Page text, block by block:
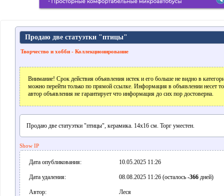
Продаю две статуэтки "птицы"
Творчество и хобби - Коллекционирование
Внимание! Срок действия объявления истек и его больше не видно в
можно перейти только по прямой ссылке. Информация в объявлении несет
автор объявления не гарантирует что информация до сих пор достоверна.
Продаю две статуэтки "птицы", керамика. 14х16 см. Торг уместен.
Show IP
Дата опубликования: 10.05.2025 11:26
Дата удаления: 08.08.2025 11:26 (осталось -366дней)
Автор: Леся